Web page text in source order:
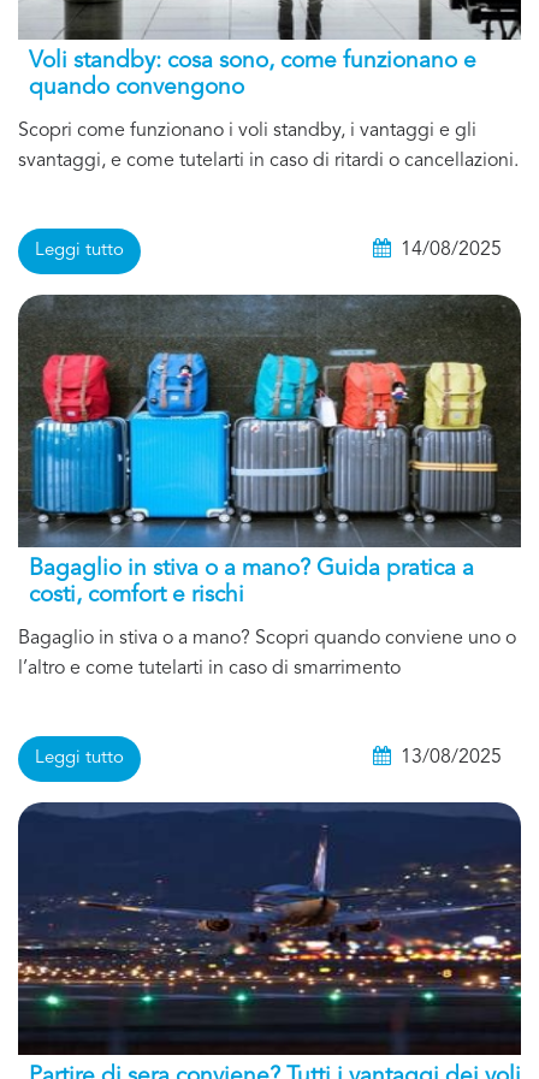
Voli standby: cosa sono, come funzionano e
quando convengono
Scopri come funzionano i voli standby, i vantaggi e gli
svantaggi, e come tutelarti in caso di ritardi o cancellazioni.
Leggi tutto 14/08/2025
Bagaglio in stiva o a mano? Guida pratica a
costi, comfort e rischi
Bagaglio in stiva o a mano? Scopri quando conviene uno o
l’altro e come tutelarti in caso di smarrimento
Leggi tutto 13/08/2025